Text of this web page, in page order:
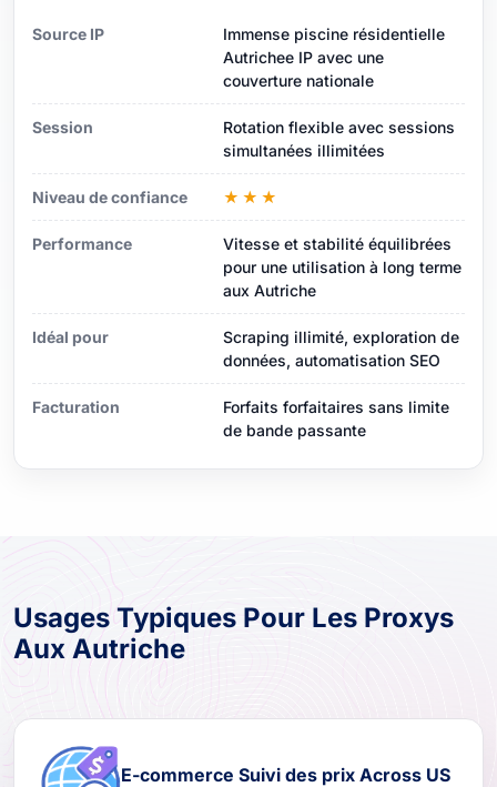
Source IP
Immense piscine résidentielle
Autrichee IP avec une
couverture nationale
Session
Rotation flexible avec sessions
simultanées illimitées
Niveau de confiance ★★★
Performance
Vitesse et stabilité équilibrées
pour une utilisation à long terme
aux Autriche
Idéal pour
Scraping illimité, exploration de
données, automatisation SEO
Facturation
Forfaits forfaitaires sans limite
de bande passante
Usages Typiques Pour Les Proxys
Aux Autriche
E-commerce Suivi des prix Across US